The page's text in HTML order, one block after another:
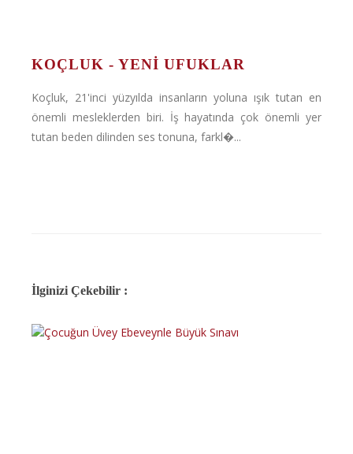
KOÇLUK - YENI UFUKLAR
Koçluk, 21'inci yüzyılda insanların yoluna ışık tutan en
önemli mesleklerden biri. İş hayatında çok önemli yer
tutan beden dilinden ses tonuna, farkl�...
İlginizi Çekebilir :